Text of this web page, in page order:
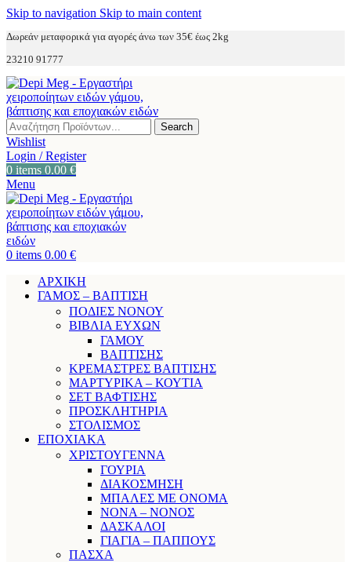
Skip to navigation Skip to main content
Δωρεάν μεταφορικά για αγορές άνω των 35€ έως 2kg
23210 91777
Search
Wishlist
Login / Register
0 items 0.00 €
Menu
0 items 0.00 €
ΑΡΧΙΚΗ
ΓΑΜΟΣ – ΒΑΠΤΙΣΗ
ΠΟΔΙΕΣ ΝΟΝΟΥ
ΒΙΒΛΙΑ ΕΥΧΩΝ
ΓΑΜΟΥ
ΒΑΠΤΙΣΗΣ
ΚΡΕΜΑΣΤΡΕΣ ΒΑΠΤΙΣΗΣ
ΜΑΡΤΥΡΙΚΑ – ΚΟΥΤΙΑ
ΣΕΤ ΒΑΦΤΙΣΗΣ
ΠΡΟΣΚΛΗΤΗΡΙΑ
ΣΤΟΛΙΣΜΟΣ
ΕΠΟΧΙΑΚΑ
ΧΡΙΣΤΟΥΓΕΝΝΑ
ΓΟΥΡΙΑ
ΔΙΑΚΟΣΜΗΣΗ
ΜΠΑΛΕΣ ΜΕ ΟΝΟΜΑ
ΝΟΝΑ – ΝΟΝΟΣ
ΔΑΣΚΑΛΟΙ
ΓΙΑΓΙΑ – ΠΑΠΠΟΥΣ
ΠΑΣΧΑ